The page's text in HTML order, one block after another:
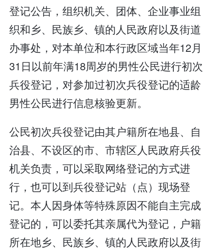
登记公告，组织机关、团体、企业事业组
织和乡、民族乡、镇的人民政府以及街道
办事处，对本单位和本行政区域当年12月
31日以前年满18周岁的男性公民进行初次
兵役登记，对参加过初次兵役登记的适龄
男性公民进行信息核验更新。
公民初次兵役登记由其户籍所在地县、自
治县、不设区的市、市辖区人民政府兵役
机关负责，可以采取网络登记的方式进
行，也可以到兵役登记站（点）现场登
记。本人因身体等特殊原因不能自主完成
登记的，可以委托其亲属代为登记，户籍
所在地乡、民族乡、镇的人民政府以及街